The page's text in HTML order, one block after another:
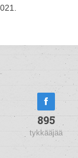
895
tykkääjää